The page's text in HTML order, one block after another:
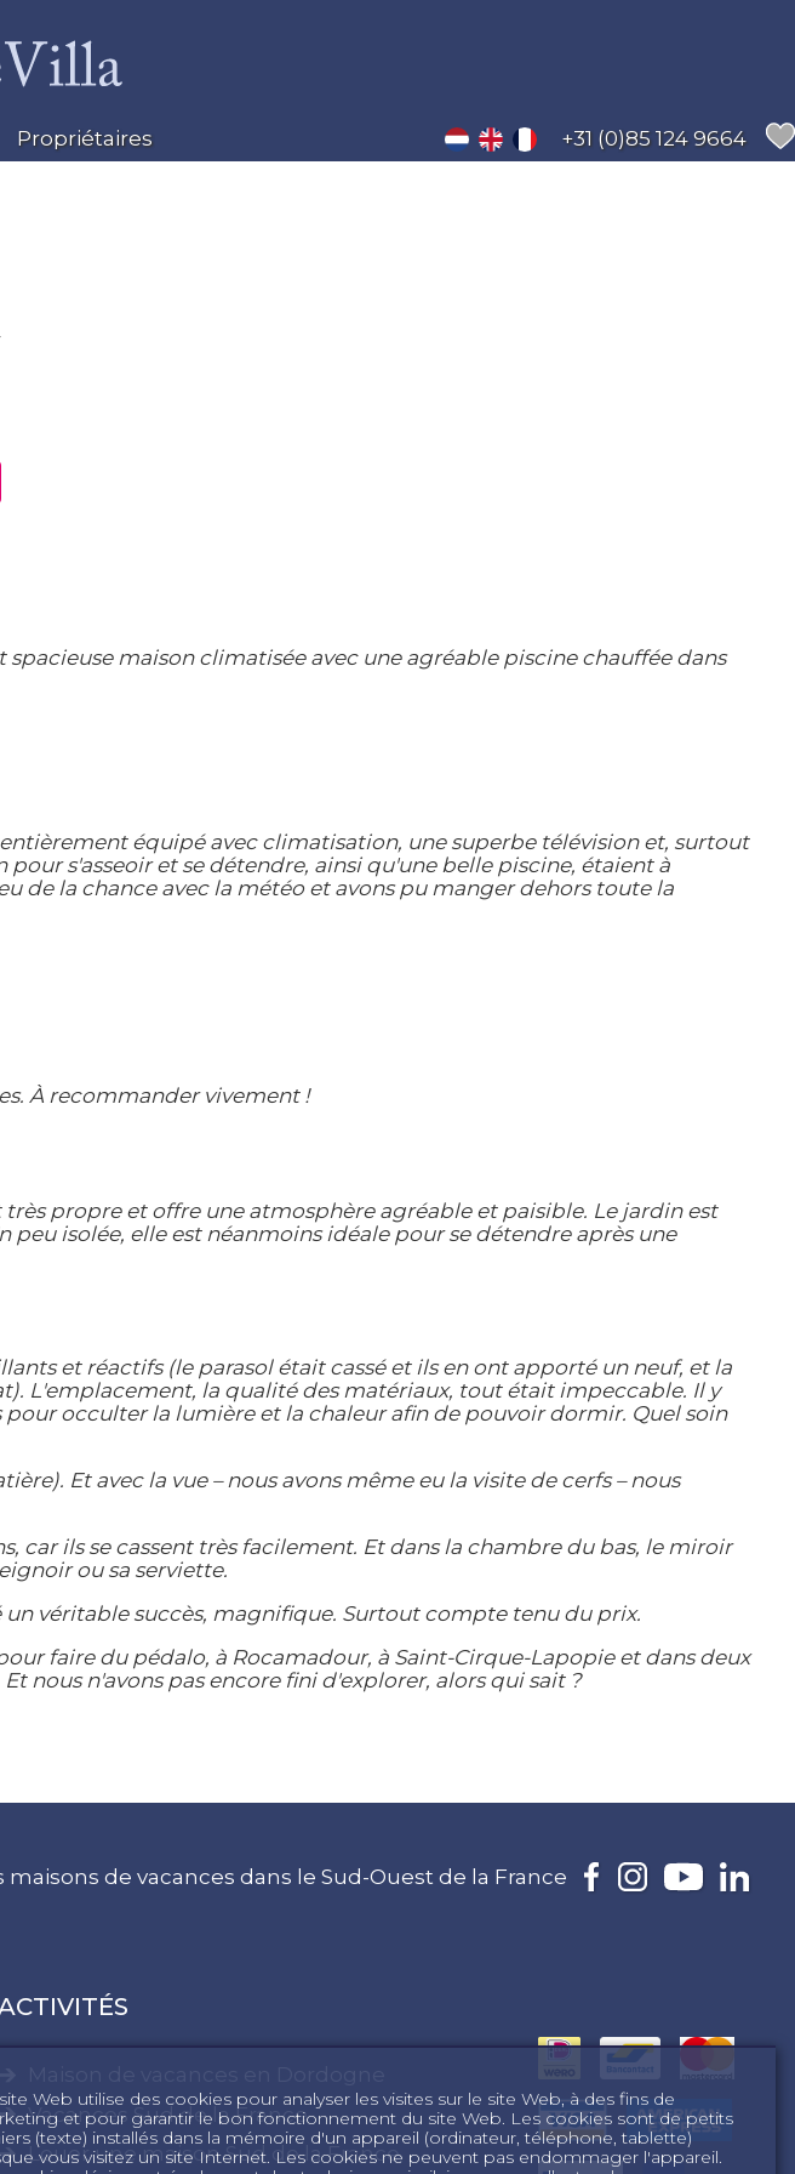
Propriétaires +31 (0)85 124 9664
maison climatisée avec une agréable piscine chauffée dans
équipé avec climatisation, une superbe télévision et, surtout
s'asseoir et se détendre, ainsi qu'une belle piscine, étaient à
de la chance avec la météo et avons pu manger dehors toute la
À recommander vivement !
propre et offre une atmosphère agréable et paisible. Le jardin est
isolée, elle est néanmoins idéale pour se détendre après une
et réactifs (le parasol était cassé et ils en ont apporté un neuf, et la
L'emplacement, la qualité des matériaux, tout était impeccable. Il y
occulter la lumière et la chaleur afin de pouvoir dormir. Quel soin
Et avec la vue – nous avons même eu la visite de cerfs – nous
car ils se cassent très facilement. Et dans la chambre du bas, le miroir
ou sa serviette.
véritable succès, magnifique. Surtout compte tenu du prix.
faire du pédalo, à Rocamadour, à Saint-Cirque-Lapopie et dans deux
nous n'avons pas encore fini d'explorer, alors qui sait ?
maisons de vacances dans le Sud-Ouest de la France
Vacances Sud de la France
Louer une maison Sud de la France
Web utilise des cookies pour analyser les visites sur le site Web, à des fins de
et pour garantir le bon fonctionnement du site Web. Les cookies sont de petits
(texte) installés dans la mémoire d'un appareil (ordinateur, téléphone, tablette)
vous visitez un site Internet. Les cookies ne peuvent pas endommager l'appareil.